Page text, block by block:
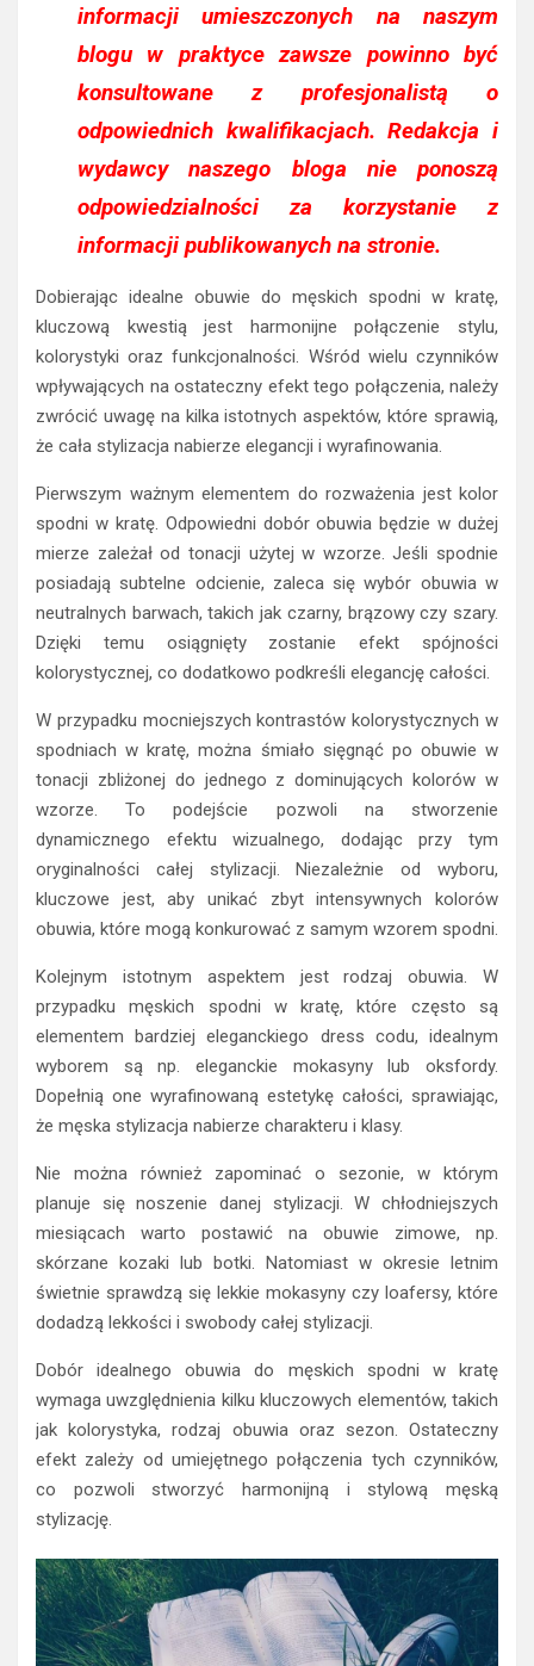
informacji umieszczonych na naszym
blogu w praktyce zawsze powinno być
konsultowane z profesjonalistą o
odpowiednich kwalifikacjach. Redakcja i
wydawcy naszego bloga nie ponoszą
odpowiedzialności za korzystanie z
informacji publikowanych na stronie.
Dobierając idealne obuwie do męskich spodni w kratę,
kluczową kwestią jest harmonijne połączenie stylu,
kolorystyki oraz funkcjonalności. Wśród wielu czynników
wpływających na ostateczny efekt tego połączenia, należy
zwrócić uwagę na kilka istotnych aspektów, które sprawią,
że cała stylizacja nabierze elegancji i wyrafinowania.
Pierwszym ważnym elementem do rozważenia jest kolor
spodni w kratę. Odpowiedni dobór obuwia będzie w dużej
mierze zależał od tonacji użytej w wzorze. Jeśli spodnie
posiadają subtelne odcienie, zaleca się wybór obuwia w
neutralnych barwach, takich jak czarny, brązowy czy szary.
Dzięki temu osiągnięty zostanie efekt spójności
kolorystycznej, co dodatkowo podkreśli elegancję całości.
W przypadku mocniejszych kontrastów kolorystycznych w
spodniach w kratę, można śmiało sięgnąć po obuwie w
tonacji zbliżonej do jednego z dominujących kolorów w
wzorze. To podejście pozwoli na stworzenie
dynamicznego efektu wizualnego, dodając przy tym
oryginalności całej stylizacji. Niezależnie od wyboru,
kluczowe jest, aby unikać zbyt intensywnych kolorów
obuwia, które mogą konkurować z samym wzorem spodni.
Kolejnym istotnym aspektem jest rodzaj obuwia. W
przypadku męskich spodni w kratę, które często są
elementem bardziej eleganckiego dress codu, idealnym
wyborem są np. eleganckie mokasyny lub oksfordy.
Dopełnią one wyrafinowaną estetykę całości, sprawiając,
że męska stylizacja nabierze charakteru i klasy.
Nie można również zapominać o sezonie, w którym
planuje się noszenie danej stylizacji. W chłodniejszych
miesiącach warto postawić na obuwie zimowe, np.
skórzane kozaki lub botki. Natomiast w okresie letnim
świetnie sprawdzą się lekkie mokasyny czy loafersy, które
dodadzą lekkości i swobody całej stylizacji.
Dobór idealnego obuwia do męskich spodni w kratę
wymaga uwzględnienia kilku kluczowych elementów, takich
jak kolorystyka, rodzaj obuwia oraz sezon. Ostateczny
efekt zależy od umiejętnego połączenia tych czynników,
co pozwoli stworzyć harmonijną i stylową męską
stylizację.